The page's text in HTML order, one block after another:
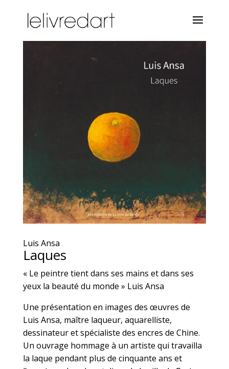
Luis Ansa
Laques
« Le peintre tient dans ses mains et dans ses
yeux la beauté du monde » Luis Ansa
Une présentation en images des œuvres de
Luis Ansa, maître laqueur, aquarelliste,
dessinateur et spécialiste des encres de Chine.
Un ouvrage hommage à un artiste qui travailla
la laque pendant plus de cinquante ans et